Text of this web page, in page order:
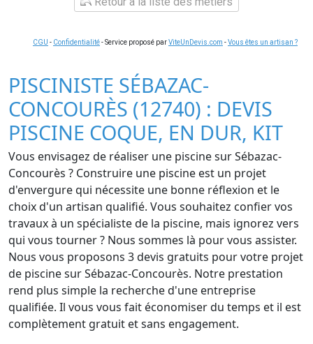
CGU - Confidentialité- Service proposé parViteUnDevis.com -Vous êtes un artisan ?
PISCINISTE SÉBAZAC-
CONCOURÈS (12740) : DEVIS
PISCINE COQUE, EN DUR, KIT
Vous envisagez de réaliser une piscine sur Sébazac-
Concourès ? Construire une piscine est un projet
d'envergure qui nécessite une bonne réflexion et le
choix d'un artisan qualifié. Vous souhaitez confier vos
travaux à un spécialiste de la piscine, mais ignorez vers
qui vous tourner ? Nous sommes là pour vous assister.
Nous vous proposons 3 devis gratuits pour votre projet
de piscine sur Sébazac-Concourès. Notre prestation
rend plus simple la recherche d'une entreprise
qualifiée. Il vous vous fait économiser du temps et il est
complètement gratuit et sans engagement.